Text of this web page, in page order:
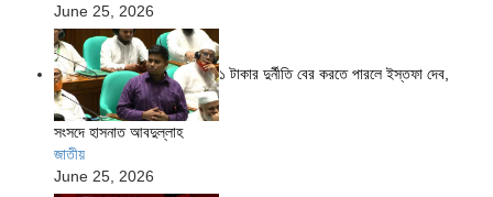
June 25, 2026
১ টাকার দুর্নীতি বের করতে পারলে ইস্তফা দেব,
সংসদে হাসনাত আবদুল্লাহ
জাতীয়
June 25, 2026